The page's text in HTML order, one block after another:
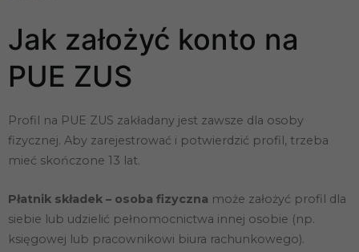
Jak założyć konto na
PUE ZUS
Profil na PUE ZUS zakładany jest zawsze dla osoby
fizycznej. Aby zarejestrować i potwierdzić profil, trzeba
mieć skończone 13 lat.
Płatnik składek – osoba fizyczna może założyć profil dla
siebie lub udzielić pełnomocnictwa innej osobie (np.
księgowej lub pracownikowi biura rachunkowego).